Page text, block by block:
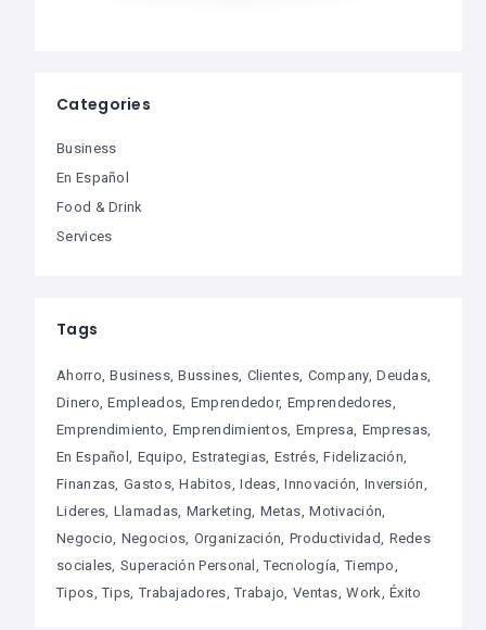
Categories
Business
En Español
Food & Drink
Services
Tags
Ahorro Business Bussines Clientes Company Deudas
Dinero Empleados Emprendedor Emprendedores
Emprendimiento Emprendimientos Empresa Empresas
En Español
Equipo Estrategias Estrés Fidelización
Finanzas Gastos Habitos Ideas Innovación Inversión
Lideres Llamadas Marketing Metas Motivación
Negocio Negocios Organización Productividad
Redes
sociales Superación Personal Tecnología Tiempo
Tipos Tips Trabajadores Trabajo Ventas Work Éxito